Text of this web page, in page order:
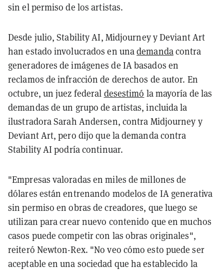
sin el permiso de los artistas.
Desde julio, Stability AI, Midjourney y Deviant Art
han estado involucrados en unademandacontra
generadores de imágenes de IA basados en
reclamos de infracción de derechos de autor. En
octubre, un juez federal desestimó la mayoría de las
demandas de un grupo de artistas, incluida la
ilustradora Sarah Andersen, contra Midjourney y
Deviant Art, pero dijo que la demanda contra
Stability AI podría continuar.
"Empresas valoradas en miles de millones de
dólares están entrenando modelos de IA generativa
sin permiso en obras de creadores, que luego se
utilizan para crear nuevo contenido que en muchos
casos puede competir con las obras originales",
reiteró Newton-Rex. "No veo cómo esto puede ser
aceptable en una sociedad que ha establecido la